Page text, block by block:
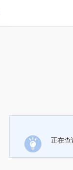
正在查